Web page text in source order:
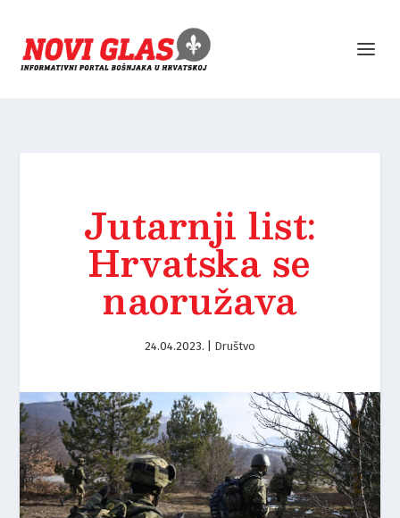
Jutarnji list:
Hrvatska se
naoružava
24.04.2023. Društvo